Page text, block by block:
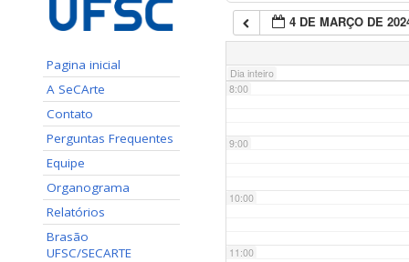
Pagina inicial
A SeCArte
Contato
Perguntas Frequentes
Equipe
Organograma
Relatórios
Brasão
UFSC/SECARTE
4 DE MARÇO DE
Dia inteiro
7:00
8:00
9:00
10:00
11:00